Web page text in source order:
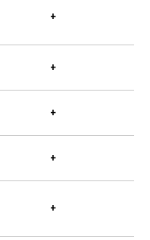
+
+
+
+
+